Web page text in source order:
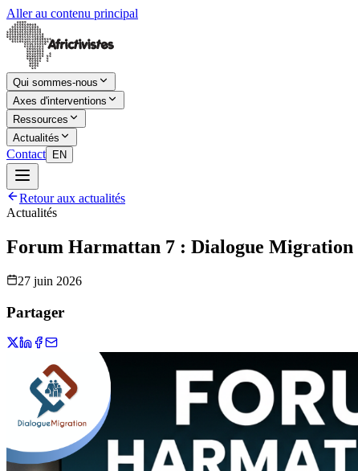
Aller au contenu principal
Qui sommes-nous
Axes d'interventions
Ressources
Actualités
Contact EN
Retour aux actualités
Actualités
Forum Harmattan 7 : Dialogue Migration
27 juin 2026
Partager